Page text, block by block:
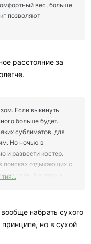
вес, больше
позволяют
расстояние за
Если выкинуть
больше будет.
сублиматов, для
Но ночью в
и развести костер.
поисках отдыхающих с
на газе. А в лесу в
набрать сухого
но в сухой